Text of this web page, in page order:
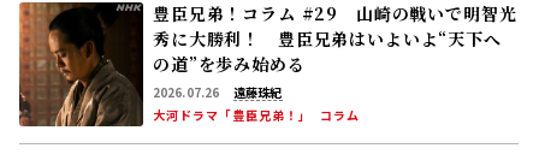
豊臣兄弟！コラム #29 山崎の戦いで明智光
秀に大勝利！ 豊臣兄弟はいよいよ“天下へ
の道”を歩み始める
2026.07.26
遠藤珠紀
大河ドラマ「豊臣兄弟！」
コラム